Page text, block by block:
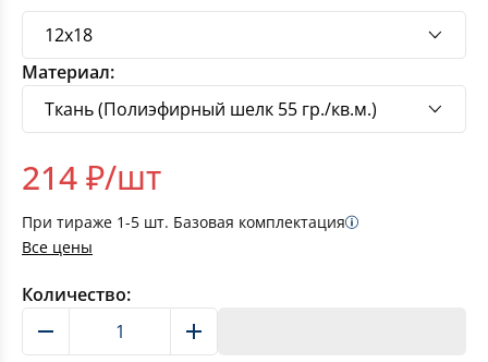
Материал:
214₽/шт
При тираже 1-5 шт. Базовая комплектация
Все цены
Количество: